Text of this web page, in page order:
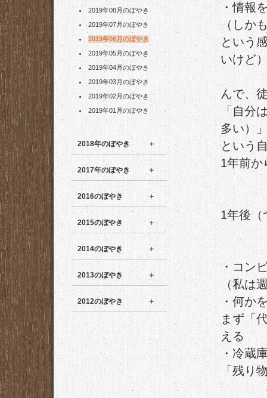
2019年08月のぼやき
2019年07月のぼやき
2019年06月のぼやき
2019年05月のぼやき
2019年04月のぼやき
2019年03月のぼやき
2019年02月のぼやき
2019年01月のぼやき
2018年のぼやき
2017年のぼやき
2016のぼやき
2015のぼやき
2014のぼやき
2013のぼやき
2012のぼやき
・情報
（しか
という
いけど
んで、
「自分
多い）
という
1年前か
1年後（
・コン
（私は
・何か
まず「
える
・冷蔵
「残り